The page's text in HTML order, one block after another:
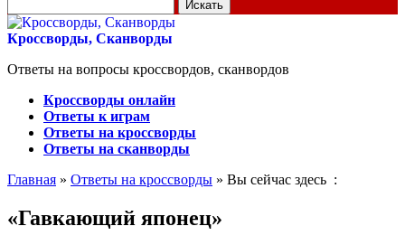
для:
Кроссворды, Сканворды
Ответы на вопросы кроссвордов, сканвордов
Кроссворды онлайн
Ответы к играм
Ответы на кроссворды
Ответы на сканворды
Главная » Ответы на кроссворды » Вы сейчас здесь :
«Гавкающий японец»